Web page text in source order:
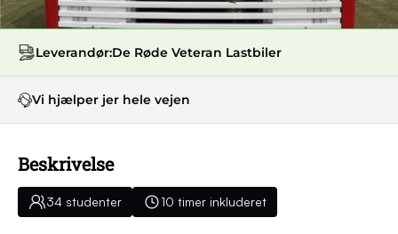
Leverandør:De Røde Veteran Lastbiler
Vi hjælper jer hele vejen
Beskrivelse
34 studenter 10 timer inkluderet